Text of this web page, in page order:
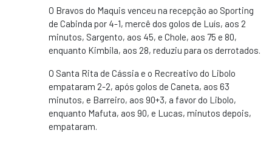
O Bravos do Maquis venceu na recepção ao Sporting
de Cabinda por 4-1, mercê dos golos de Luís, aos 2
minutos, Sargento, aos 45, e Chole, aos 75 e 80,
enquanto Kimbila, aos 28, reduziu para os derrotados.
O Santa Rita de Cássia e o Recreativo do Libolo
empataram 2-2, após golos de Caneta, aos 63
minutos, e Barreiro, aos 90+3, a favor do Libolo,
enquanto Mafuta, aos 90, e Lucas, minutos depois,
empataram.